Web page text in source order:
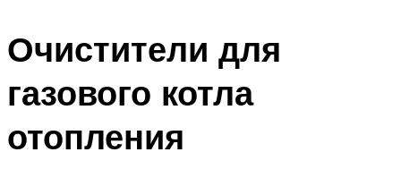
Очистители для
газового котла
отопления